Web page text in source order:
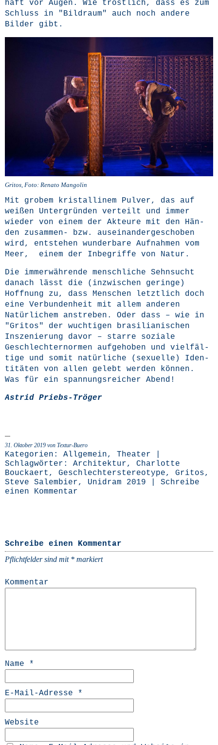
haft vor Augen. Wie tröst­lich, dass es zum
Schluss in "Bild­raum" auch noch ande­re
Bil­der gibt.
Gri­tos, Foto: Rena­to Mangolin
Mit gro­bem kris­tal­li­nem Pul­ver, das auf
wei­ßen Unter­grün­den ver­teilt und immer
wie­der von einem der Akteu­re mit den Hän­
den zusam­men- bzw. aus­ein­an­der­ge­scho­ben
wird, ent­ste­hen wun­der­ba­re Auf­nah­men vom
Meer, einem der Inbe­grif­fe von Natur.
Die immer­wäh­ren­de mensch­li­che Sehn­sucht
danach lässt die (inzwi­schen gerin­ge)
Hoff­nung zu, dass Men­schen letzt­lich doch
eine Ver­bun­den­heit mit allem ande­ren
Natür­li­chem anstre­ben. Oder dass – wie in
"Gri­tos" der wuch­ti­gen bra­si­lia­ni­schen
Insze­nie­rung davor – star­re sozia­le
Geschlech­ter­nor­men auf­ge­ho­ben und viel­fäl­
ti­ge und somit natür­li­che (sexu­el­le) Iden­
ti­tä­ten von allen gelebt wer­den kön­nen.
Was für ein span­nungs­rei­cher Abend!
Astrid Priebs-Trö­ger
31. Oktober 2019 von Textur-Buero
Kategorien: Allgemein, Theater
Schlagwörter: Architektur, Charlotte
Bouckaert , Geschlechterstereotype, Gritos,
Steve Salembier, Unidram 2019
Schreibe
einen Kommentar
Schreibe einen Kommentar
Pflichtfelder sind mit * markiert
Kommentar
Name *
E-Mail-Adresse *
Website